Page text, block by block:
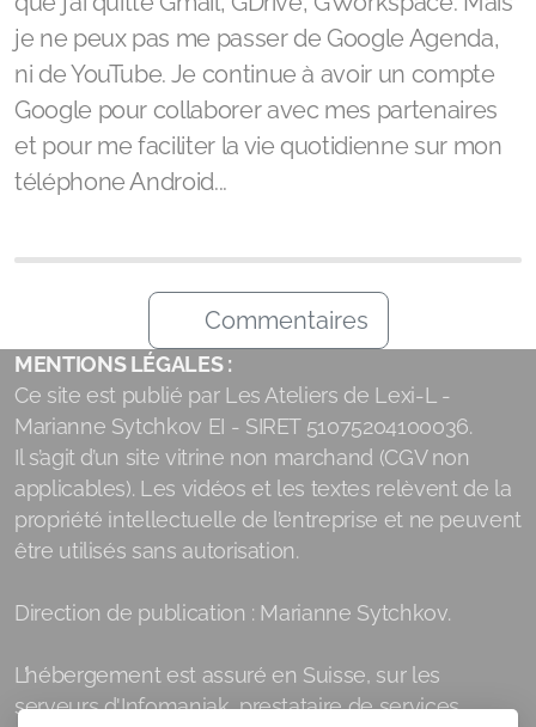
je ne peux pas me passer de Google Agenda,
ni de YouTube. Je continue à avoir un compte
Google pour collaborer avec mes partenaires
et pour me faciliter la vie quotidienne sur mon
téléphone Android...
Commentaires
MENTIONS LÉGALES :
Ce site est publié par Les Ateliers de Lexi-L -
Marianne Sytchkov EI - SIRET 51075204100036.
Il s’agit d’un site vitrine non marchand (CGV non
applicables). Les vidéos et les textes relèvent de la
propriété intellectuelle de l’entreprise et ne peuvent
être utilisés sans autorisation.
Direction de publication : Marianne Sytchkov.
L’hébergement est assuré en Suisse, sur les
serveurs d'Infomaniak, prestataire de services